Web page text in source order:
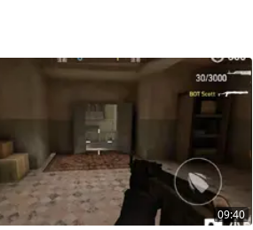
09:40